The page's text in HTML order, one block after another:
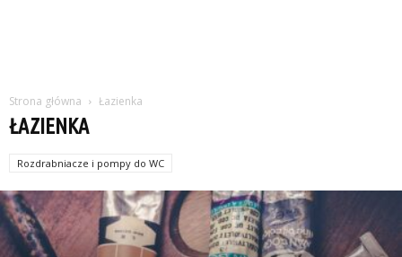
Strona główna Łazienka
ŁAZIENKA
Rozdrabniacze i pompy do WC